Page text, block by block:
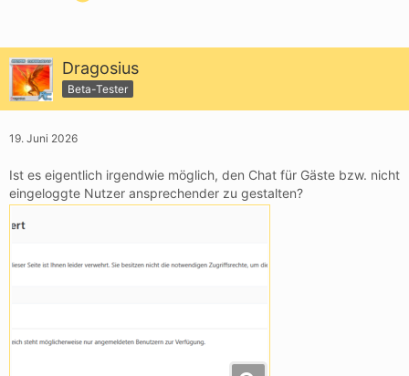
Dragosius
Beta-Tester
19. Juni 2026
Ist es eigentlich irgendwie möglich, den Chat für Gäste bzw. nicht
eingeloggte Nutzer ansprechender zu gestalten?